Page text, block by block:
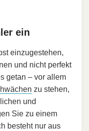
ein
einzugestehen,
und nicht perfekt
getan – vor allem
zu stehen,
und
Sie zu einem
besteht nur aus